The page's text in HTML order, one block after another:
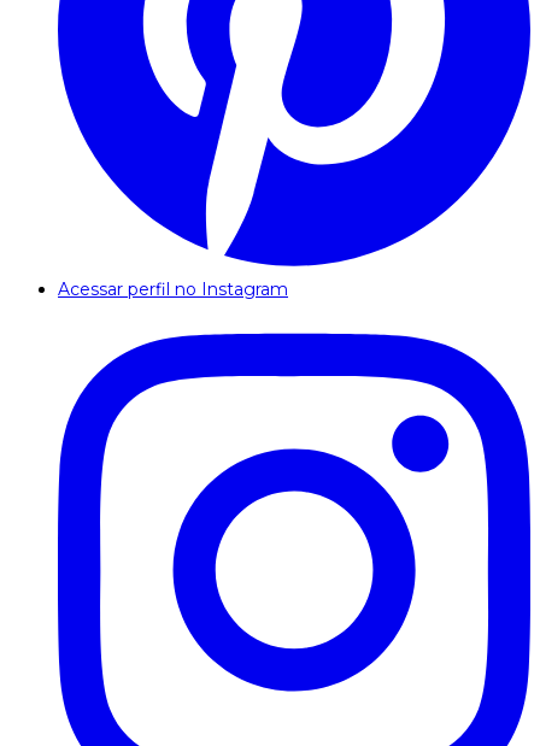
Acessar perfil no Instagram